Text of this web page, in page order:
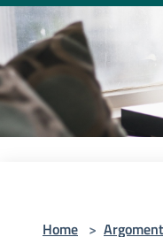
Home >